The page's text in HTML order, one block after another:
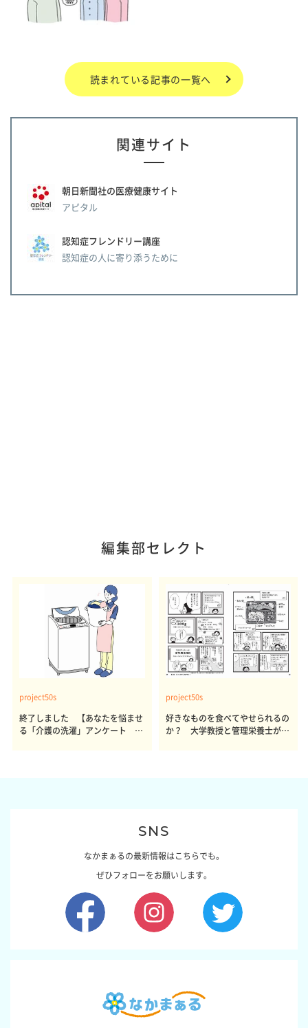
読まれている記事の一覧へ
関連サイト
朝日新聞社の医療健康サイト
アピタル
認知症フレンドリー講座
認知症の人に寄り添うために
編集部セレクト
project50s
終了しました 【あなたを悩ませ
る「介護の洗濯」アンケート 体
project50s
好きなものを食べてやせられるの
か？ 大学教授と管理栄養士が出
SNS
なかまぁるの最新情報はこちらでも。
ぜひフォローをお願いします。